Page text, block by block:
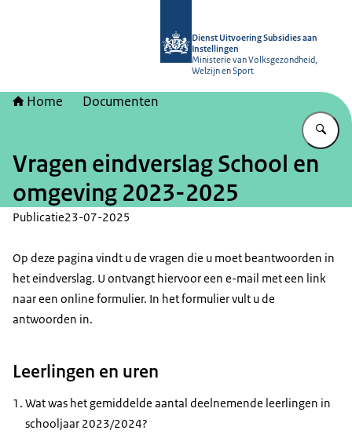
Dienst Uitvoering Subsidies aan
Instellingen
Ministerie van Volksgezondheid,
Welzijn en Sport
Home Documenten
Vragen eindverslag School en
omgeving 2023-2025
Publicatie23-07-2025
Op deze pagina vindt u de vragen die u moet beantwoorden in
het eindverslag. U ontvangt hiervoor een e-mail met een link
naar een online formulier. In het formulier vult u de
antwoorden in.
Leerlingen en uren
Wat was het gemiddelde aantal deelnemende leerlingen in
schooljaar 2023/2024?